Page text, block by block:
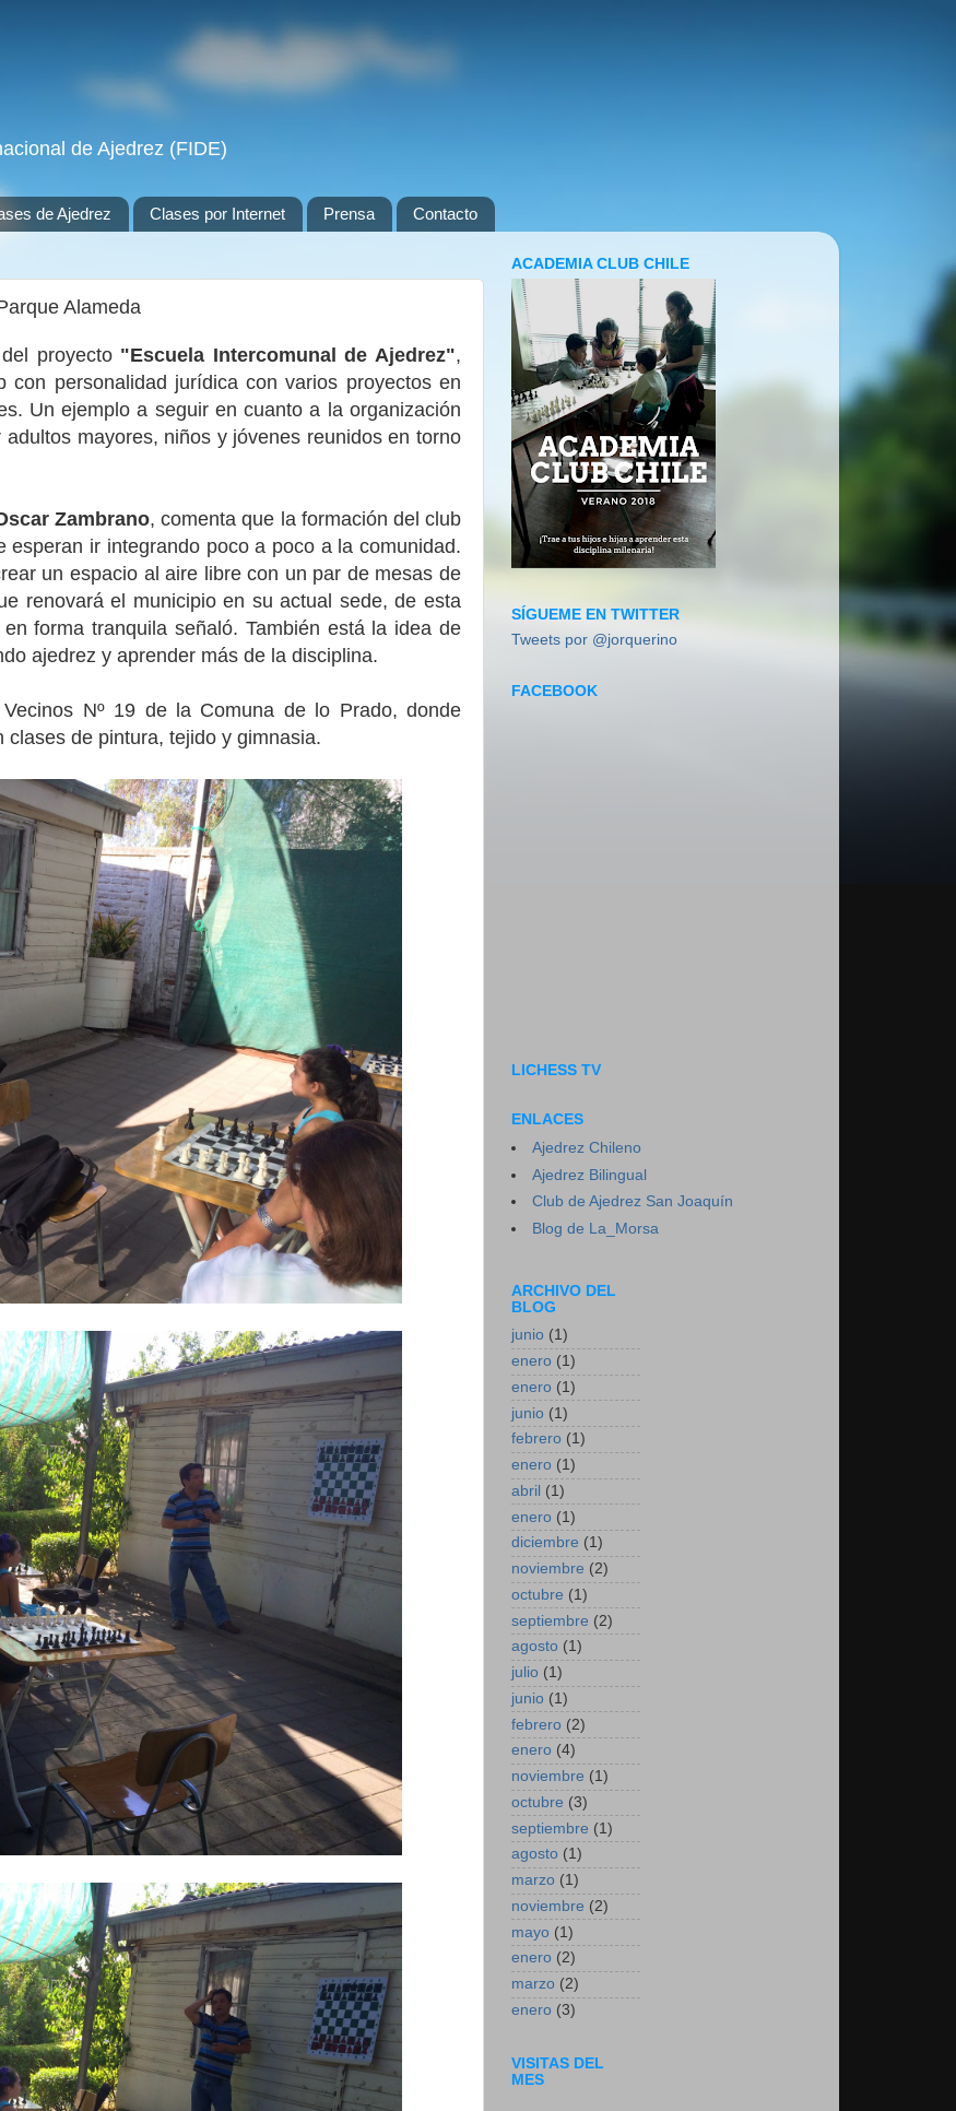
de Ajedrez (FIDE)
de Ajedrez Clases por Internet Prensa Contacto
Alameda
proyecto "Escuela Intercomunal de Ajedrez",
personalidad jurídica con varios proyectos en
Un ejemplo a seguir en cuanto a la organización
mayores, niños y jóvenes reunidos en torno
Zambrano, comenta que la formación del club
esperan ir integrando poco a poco a la comunidad.
un espacio al aire libre con un par de mesas de
renovará el municipio en su actual sede, de esta
forma tranquila señaló. También está la idea de
ajedrez y aprender más de la disciplina.
Nº 19 de la Comuna de lo Prado, donde
de pintura, tejido y gimnasia.
ACADEMIA CLUB CHILE
SÍGUEME EN TWITTER
Tweets por @jorquerino
FACEBOOK
LICHESS TV
ENLACES
Ajedrez Chileno
Ajedrez Bilingual
Club de Ajedrez San Joaquín
Blog de La_Morsa
ARCHIVO DEL
BLOG
junio (1)
enero (1)
enero (1)
junio (1)
febrero (1)
enero (1)
abril (1)
enero (1)
diciembre (1)
noviembre (2)
octubre (1)
septiembre (2)
agosto (1)
julio (1)
junio (1)
febrero (2)
enero (4)
noviembre (1)
octubre (3)
septiembre (1)
agosto (1)
marzo (1)
noviembre (2)
mayo (1)
enero (2)
marzo (2)
enero (3)
VISITAS DEL
MES